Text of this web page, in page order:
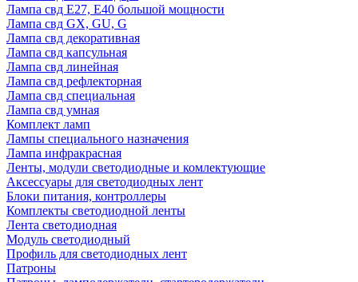
Лампа свд E27, Е40 большой мощности
Лампа свд GX, GU, G
Лампа свд декоративная
Лампа свд капсульная
Лампа свд линейная
Лампа свд рефлекторная
Лампа свд специальная
Лампа свд умная
Комплект ламп
Лампы специального назначения
Лампа инфракрасная
Ленты, модули светодиодные и комлектующие
Аксессуары для светодиодных лент
Блоки питания, контроллеры
Комплекты светодиодной ленты
Лента светодиодная
Модуль светодиодный
Профиль для светодиодных лент
Патроны